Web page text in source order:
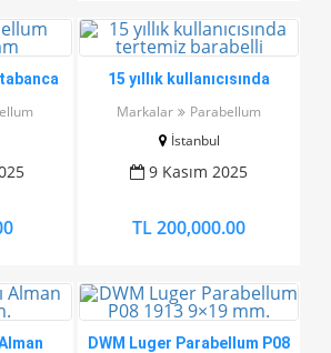
15 yıllık kullanıcısında
Markalar
Parabellum
İstanbul
9 Kasım 2025
TL 200,000.00
DWM Luger Parabellum P08